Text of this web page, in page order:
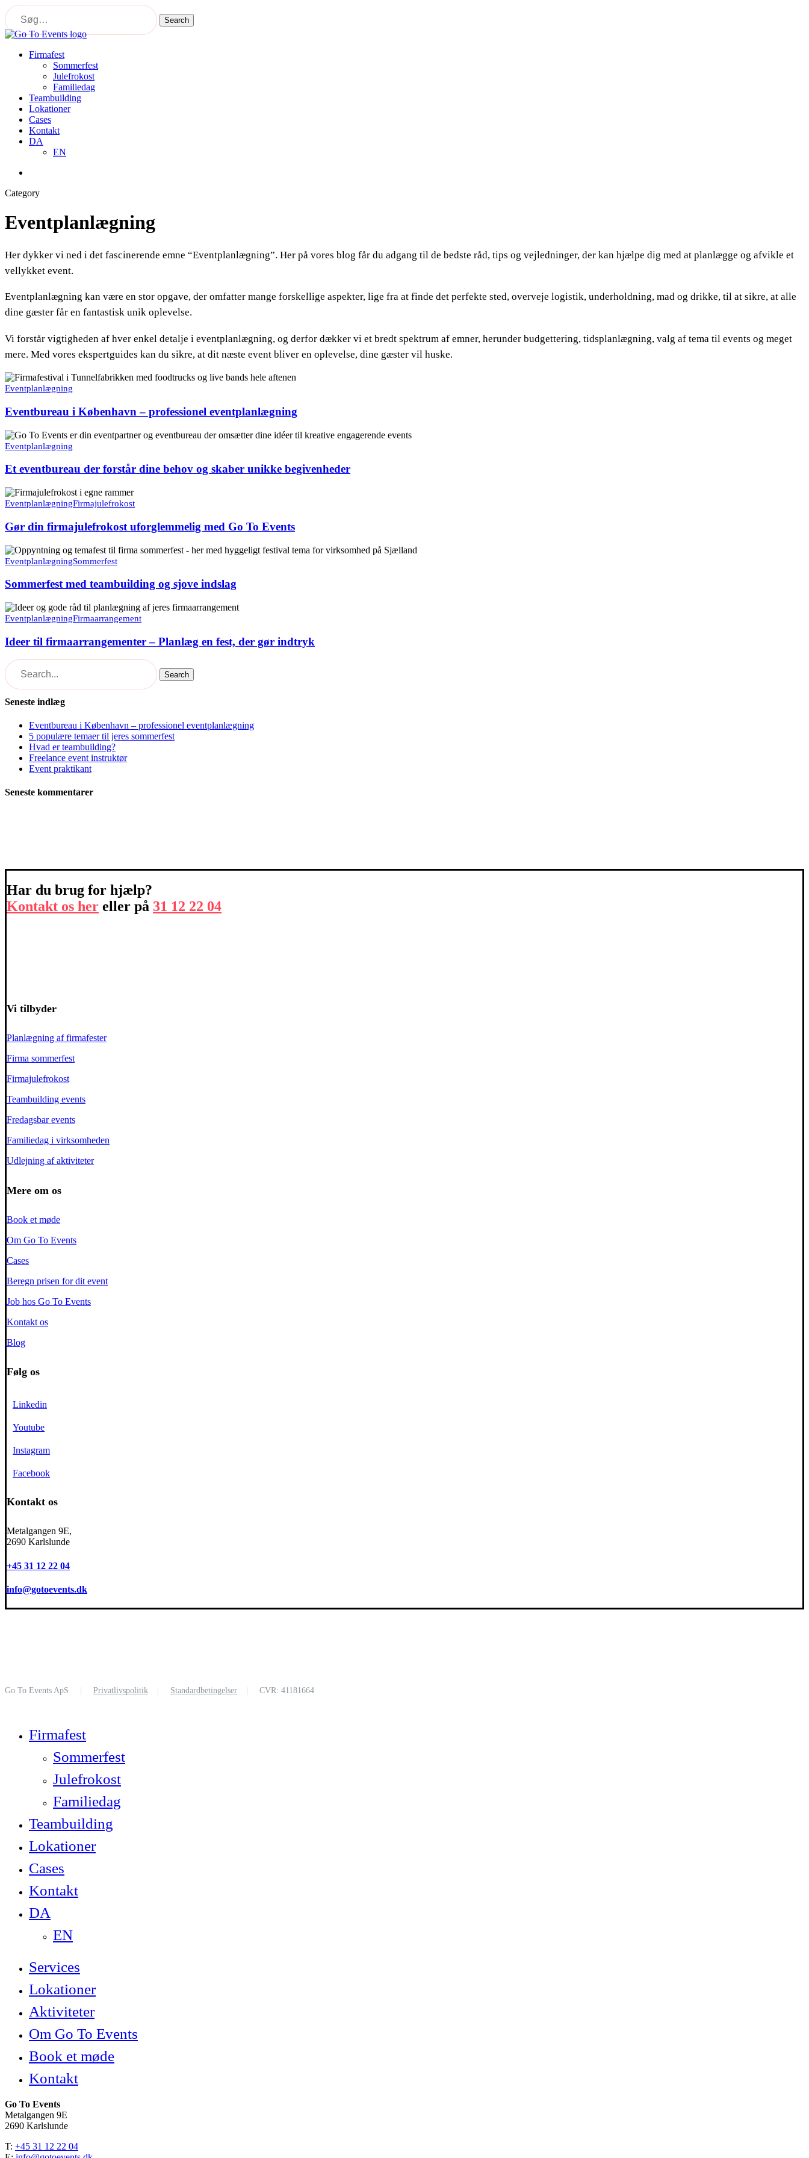
Skip
to
main
content
Search
Close
Menu
Firmafest
Sommerfest
Julefrokost
Familiedag
Teambuilding
Lokationer
Cases
Kontakt
DA
EN
Category
Eventplanlægning
Her dykker vi ned i det fascinerende emne “Eventplanlægning”. Her på vores blog får du adgang til de bedste råd, tips og vejledninger, der kan hjælpe dig med at planlægge og afvikle et
vellykket event.
Eventplanlægning kan være en stor opgave, der omfatter mange forskellige aspekter, lige fra at finde det perfekte sted, overveje logistik, underholdning, mad og drikke, til at sikre, at alle
dine gæster får en fantastisk unik oplevelse.
Vi forstår vigtigheden af hver enkel detalje i eventplanlægning, og derfor dækker vi et bredt spektrum af emner, herunder budgettering, tidsplanlægning, valg af tema til events og meget
mere. Med vores ekspertguides kan du sikre, at dit næste event bliver en oplevelse, dine gæster vil huske.
Eventbureau
i
–
professionel
eventplanlægning
Eventplanlægning
Eventbureau i København – professionel eventplanlægning
Et
eventbureau
forstår
behov
og
skaber
unikke
begivenheder
Eventplanlægning
Et eventbureau der forstår dine behov og skaber unikke begivenheder
Gør
din
uforglemmelig
med
Go
To
Events
EventplanlægningFirmajulefrokost
Gør din firmajulefrokost uforglemmelig med Go To Events
Sommerfest
med
og
indslag
EventplanlægningSommerfest
Sommerfest med teambuilding og sjove indslag
Ideer
til
–
Planlæg
en
fest,
der
indtryk
EventplanlægningFirmaarrangement
Ideer til firmaarrangementer – Planlæg en fest, der gør indtryk
Search
Seneste indlæg
Eventbureau i København – professionel eventplanlægning
5 populære temaer til jeres sommerfest
Hvad er teambuilding?
Freelance event instruktør
Event praktikant
Seneste kommentarer
Har du brug for hjælp?
Kontakt os her eller på 31 12 22 04
Vi tilbyder
Planlægning af firmafester
Firma sommerfest
Firmajulefrokost
Teambuilding events
Fredagsbar events
Familiedag i virksomheden
Udlejning af aktiviteter
Mere om os
Book et møde
Om Go To Events
Cases
Beregn prisen for dit event
Job hos Go To Events
Kontakt os
Blog
Følg os
Linkedin
Youtube
Instagram
Facebook
Kontakt os
Metalgangen 9E,
2690 Karlslunde
+45 31 12 22 04
info@gotoevents.dk
Go To Events ApS | Privatlivspolitik | Standardbetingelser | CVR: 41181664
Menu
Firmafest
Sommerfest
Julefrokost
Familiedag
Teambuilding
Lokationer
Cases
Kontakt
DA
EN
Services
Lokationer
Aktiviteter
Om Go To Events
Book et møde
Kontakt
Go To Events
Metalgangen 9E
2690 Karlslunde
T: +45 31 12 22 04